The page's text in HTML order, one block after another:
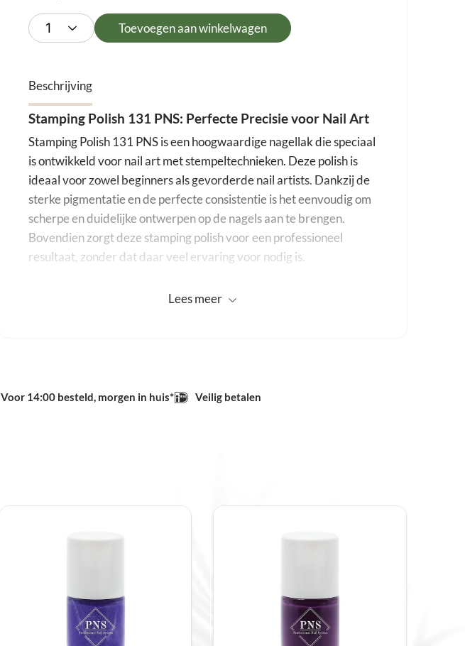
Toevoegen aan winkelwagen
Beschrijving
Stamping Polish 131 PNS: Perfecte Precisie voor Nail Art
Stamping Polish 131 PNS is een hoogwaardige nagellak die speciaal
is ontwikkeld voor nail art met stempeltechnieken. Deze polish is
ideaal voor zowel beginners als gevorderde nail artists. Dankzij de
sterke pigmentatie en de perfecte consistentie is het eenvoudig om
scherpe en duidelijke ontwerpen op de nagels aan te brengen.
Bovendien zorgt deze stamping polish voor een professioneel
resultaat, zonder dat daar veel ervaring voor nodig is.
Allereerst valt Stamping Polish 131 PNS op door de intense kleur.
Ook droogt de polish niet te snel, wat extra tijd geeft om
gewenst design. Breng daarna Stamping Polish 131 PNS royaal aan
Voordelen van Stamping Polish 131 PNS
Daarnaast biedt deze stamping polish meerdere voordelen. Zo is
Leesmeer
Voor 14:00 besteld, morgen in huis* Veilig betalen